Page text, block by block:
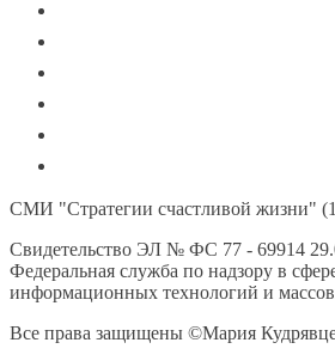
СМИ "Стратегии счастливой жизни"
Свидетельство ЭЛ № ФС 77 - 69914
Федеральная служба по надзору в
информационных технологий и
Все права защищены ©Мария